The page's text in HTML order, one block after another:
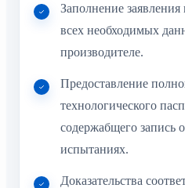
Заполнение
всех необходимых
производителе.
Предоставление
технологического
содержабщего запись
испытаниях.
Доказательства